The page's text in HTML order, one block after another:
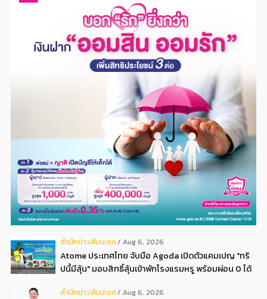
สํานักข่าวสับปะรด Aug 6, 2026
Atome ประเทศไทย จับมือ Agoda เปิดตัวแคมเปญ "ทริ
ปนี้มีลุ้น" มอบสิทธิ์ลุ้นเข้าพักโรงแรมหรู พร้อมผ่อน 0 ได้
สํานักข่าวสับปะรด Aug 6, 2026